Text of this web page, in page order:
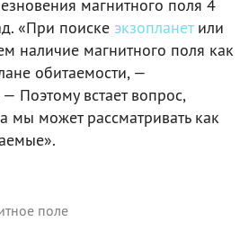
магнитного поля 4
«При поиске экзопланетили
наличие магнитного поля как
обитаемости, —
Поэтому встает вопрос,
мы может рассматривать как
поле